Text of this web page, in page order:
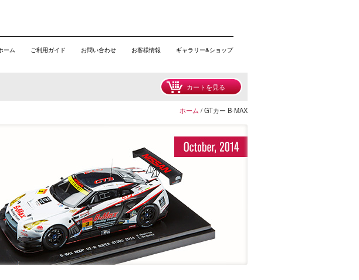
ギャラリー&ショップ
お客様情報
お問い合わせ
ご利用ガイド
ーム
カートを見る
ホーム / GTカー B-MAX